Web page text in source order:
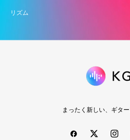
リズム
まったく新しい、ギター